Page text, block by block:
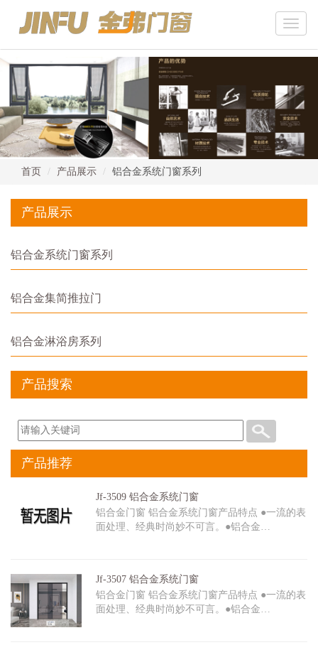
Toggle
首页 产品展示 铝合金系统门窗系列
产品展示
铝合金系统门窗系列
铝合金集简推拉门
铝合金淋浴房系列
产品搜索
产品推荐
Jf-3509 铝合金系统门窗
铝合金门窗 铝合金系统门窗产品特点 ●一流的表
面处理、经典时尚妙不可言。●铝合金…
Jf-3507 铝合金系统门窗
铝合金门窗 铝合金系统门窗产品特点 ●一流的表
面处理、经典时尚妙不可言。●铝合金…